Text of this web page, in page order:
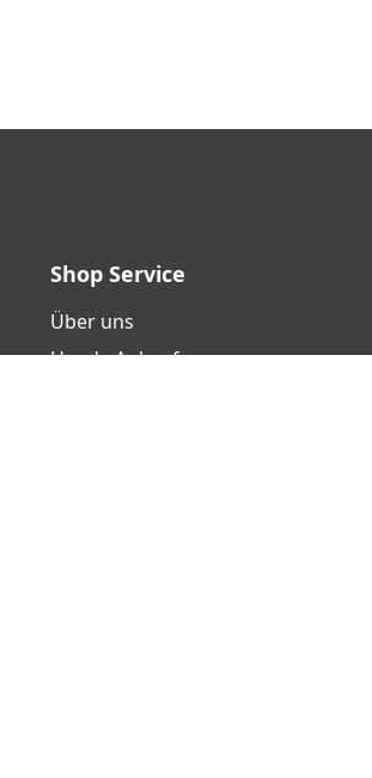
Shop Service
Über uns
Handy-Ankauf